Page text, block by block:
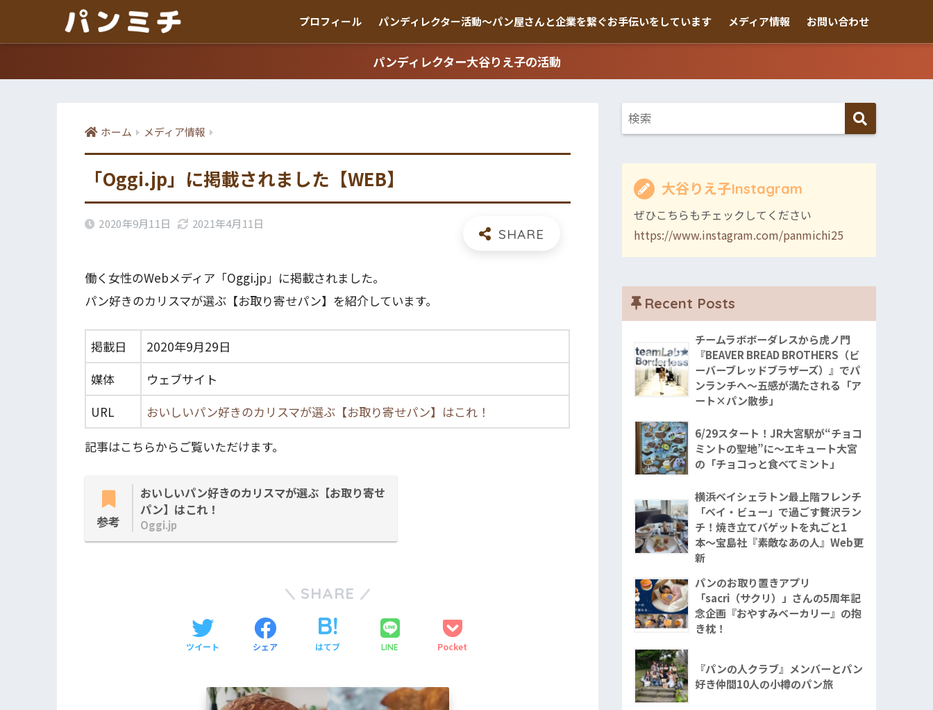
プロフィール パンディレクター活動〜パン屋さんと企業を繋ぐお手伝いをしています メディア情報 お問い合わせ
パンディレクター大谷りえ子の活動
ホーム メディア情報
「Oggi.jp」に掲載されました【WEB】
2020年9月11日 2021年4月11日
働く女性のWebメディア「Oggi.jp」に掲載されました。
パン好きのカリスマが選ぶ【お取り寄せパン】を紹介しています。
掲載日
2020年9月29日
媒体
ウェブサイト
URL
おいしいパン好きのカリスマが選ぶ【お取り寄せパン】はこれ！
記事はこちらからご覧いただけます。
参考
おいしいパン好きのカリスマが選ぶ【お取り寄せ
パン】はこれ！
Oggi.jp
SHARE
ツイート シェア はてブ LINE Pocket
大谷りえ子Instagram
ぜひこちらもチェックしてください
https://www.instagram.com/panmichi25
Recent Posts
チームラボボーダレスから虎ノ門
『BEAVER BREAD BROTHERS（ビ
ーバーブレッドブラザーズ）』でパ
ンランチへ〜五感が満たされる「ア
ート×パン散歩」
6/29スタート！JR大宮駅が“チョコ
ミントの聖地”に〜エキュート大宮
の「チョコっと食べてミント」
横浜ベイシェラトン最上階フレンチ
「ベイ・ビュー」で過ごす贅沢ラン
チ！焼き立てバゲットを丸ごと1
本〜宝島社『素敵なあの人』Web更
新
パンのお取り置きアプリ
「sacri（サクリ）」さんの5周年記
念企画『おやすみベーカリー』の抱
き枕！
『パンの人クラブ』メンバーとパン
好き仲間10人の小樽のパン旅